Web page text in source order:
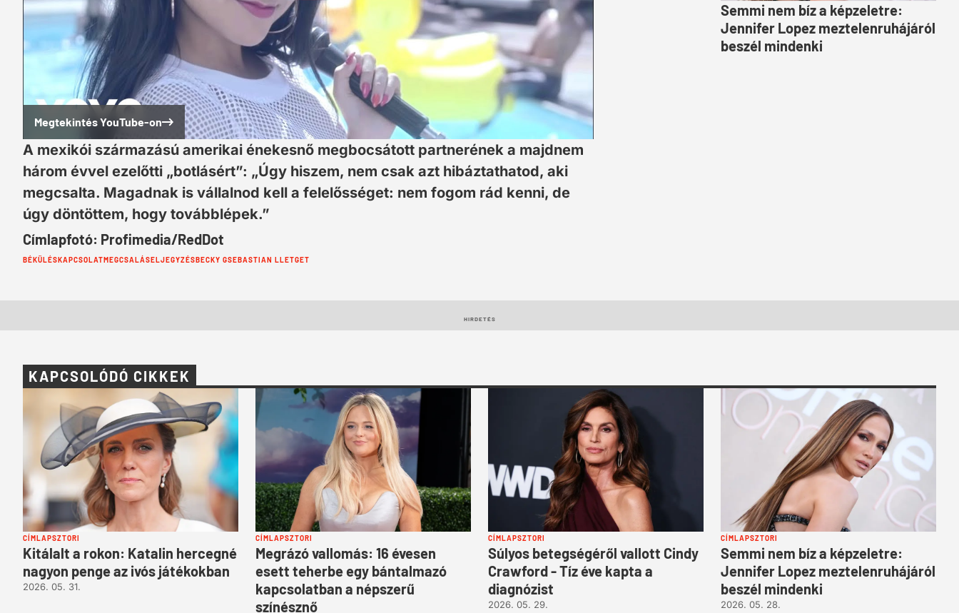
Semmi nem bíz a képzeletre:
Jennifer Lopez meztelenruhájáról
beszél mindenki
Megtekintés YouTube-on
A mexikói származású amerikai énekesnő megbocsátott partnerének a majdnem
három évvel ezelőtti „botlásért”: „Úgy hiszem, nem csak azt hibáztathatod, aki
megcsalta. Magadnak is vállalnod kell a felelősséget: nem fogom rád kenni, de
úgy döntöttem, hogy továbblépek.”
Címlapfotó: Profimedia/RedDot
Cimkék:
BÉKÜLÉSKAPCSOLATMEGCSALÁSELJEGYZÉSBECKY GSEBASTIAN LLETGET
HIRDETÉS
KAPCSOLÓDÓ CIKKEK
CÍMLAPSZTORI
Kitálalt a rokon: Katalin hercegné
nagyon penge az ivós játékokban
2026. 05. 31.
CÍMLAPSZTORI
Megrázó vallomás: 16 évesen
esett teherbe egy bántalmazó
kapcsolatban a népszerű
színésznő
CÍMLAPSZTORI
Súlyos betegségéről vallott Cindy
Crawford - Tíz éve kapta a
diagnózist
2026. 05. 29.
CÍMLAPSZTORI
Semmi nem bíz a képzeletre:
Jennifer Lopez meztelenruhájáról
beszél mindenki
2026. 05. 28.